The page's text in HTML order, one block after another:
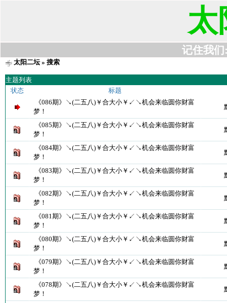
太
记住我们
太阳二坛» 搜索
主题列表
状态
标题
《086期》↘(二五八)￥合大小￥↙↘机会来临圆你财富
梦！
《085期》↘(二五八)￥合大小￥↙↘机会来临圆你财富
梦！
《084期》↘(二五八)￥合大小￥↙↘机会来临圆你财富
梦！
《083期》↘(二五八)￥合大小￥↙↘机会来临圆你财富
梦！
《082期》↘(二五八)￥合大小￥↙↘机会来临圆你财富
梦！
《081期》↘(二五八)￥合大小￥↙↘机会来临圆你财富
梦！
《080期》↘(二五八)￥合大小￥↙↘机会来临圆你财富
梦！
《079期》↘(二五八)￥合大小￥↙↘机会来临圆你财富
梦！
《078期》↘(二五八)￥合大小￥↙↘机会来临圆你财富
梦！